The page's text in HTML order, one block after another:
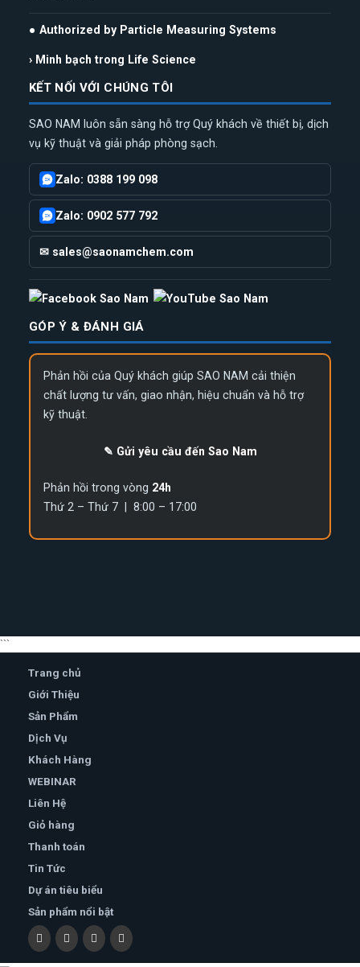
● Authorized by Particle Measuring Systems
› Minh bạch trong Life Science
KẾT NỐI VỚI CHÚNG TÔI
SAO NAM luôn sẵn sàng hỗ trợ Quý khách về thiết bị, dịch
vụ kỹ thuật và giải pháp phòng sạch.
Zalo: 0388 199 098
Zalo: 0902 577 792
✉ sales@saonamchem.com
GÓP Ý & ĐÁNH GIÁ
Phản hồi của Quý khách giúp SAO NAM cải thiện
chất lượng tư vấn, giao nhận, hiệu chuẩn và hỗ trợ
kỹ thuật.
✎ Gửi yêu cầu đến Sao Nam
Phản hồi trong vòng 24h
Thứ 2 – Thứ 7 | 8:00 – 17:00
```
Trang chủ
Giới Thiệu
Sản Phẩm
Dịch Vụ
Khách Hàng
WEBINAR
Liên Hệ
Giỏ hàng
Thanh toán
Tin Tức
Dự án tiêu biểu
Sản phẩm nổi bật